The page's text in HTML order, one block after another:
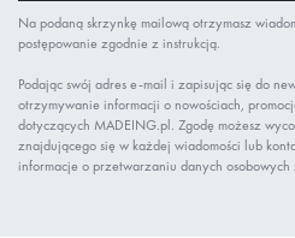
Na podaną skrzynkę mailową otrzymasz
postępowanie zgodnie z instrukcją.
Podając swój adres e-mail i zapisując się do
otrzymywanie informacji o nowościach,
dotyczących MADEING.pl. Zgodę możesz
znajdującego się w każdej wiadomości lub
informacje o przetwarzaniu danych